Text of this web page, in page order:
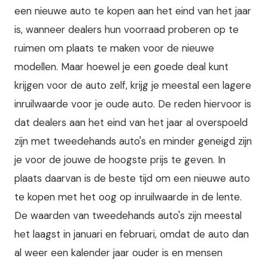
een nieuwe auto te kopen aan het eind van het jaar
is, wanneer dealers hun voorraad proberen op te
ruimen om plaats te maken voor de nieuwe
modellen. Maar hoewel je een goede deal kunt
krijgen voor de auto zelf, krijg je meestal een lagere
inruilwaarde voor je oude auto. De reden hiervoor is
dat dealers aan het eind van het jaar al overspoeld
zijn met tweedehands auto's en minder geneigd zijn
je voor de jouwe de hoogste prijs te geven. In
plaats daarvan is de beste tijd om een nieuwe auto
te kopen met het oog op inruilwaarde in de lente.
De waarden van tweedehands auto's zijn meestal
het laagst in januari en februari, omdat de auto dan
al weer een kalender jaar ouder is en mensen